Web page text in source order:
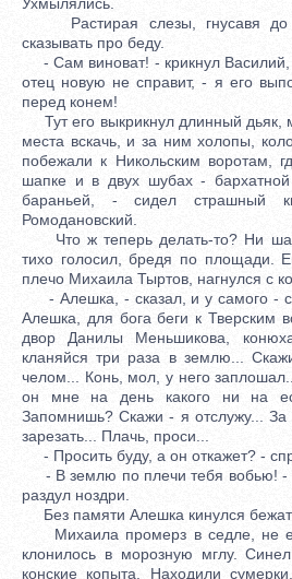
Растирая слезы, гнусавя до
сказывать про беду.
- Сам виноват! - крикнул Василий,
отец новую не справит, - я его
перед конем!
Тут его выкрикнул длинный дьяк,
места вскачь, и за ним холопы,
побежали к Никольским воротам,
шапке и в двух шубах -
бараньей, - сидел страшный
Ромодановский.
Что ж теперь делать-то? Ни
тихо голосил, бредя по площади.
плечо Михаила Тыртов, нагнулся с
- Алешка, - сказал, и у самого -
Алешка, для бога беги к Тверским
двор Данилы Меньшикова,
кланяйся три раза в землю...
челом... Конь, мол, у него
он мне на день какого ни на
Запомнишь? Скажи - я отслужу... За
зарезать... Плачь, проси...
- Просить буду, а он откажет? -
- В землю по плечи тебя вобью! -
раздул ноздри.
Без памяти Алешка кинулся
Михаила промерз в седле, не
клонилось в морозную мглу.
конские копыта. Находили